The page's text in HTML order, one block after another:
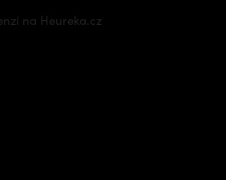
na Heureka.cz